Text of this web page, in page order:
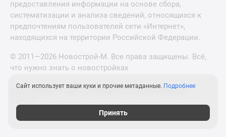
предоставления информации на основе сбора,
систематизации и анализа сведений, относящихся к
предпочтениям пользователей сети «Интернет»,
находящихся на территории Российской Федерации.
© 2011—2026 Новострой-М. Все права защищены. Всё,
что нужно знать о новостройках
Новостройки Санкт-Петербурга и Ленинградской
Сайт использует ваши куки и прочие метаданные. Подробнее
Принять